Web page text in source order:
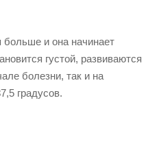
больше и она начинает
густой, развиваются
болезни, так и на
градусов.